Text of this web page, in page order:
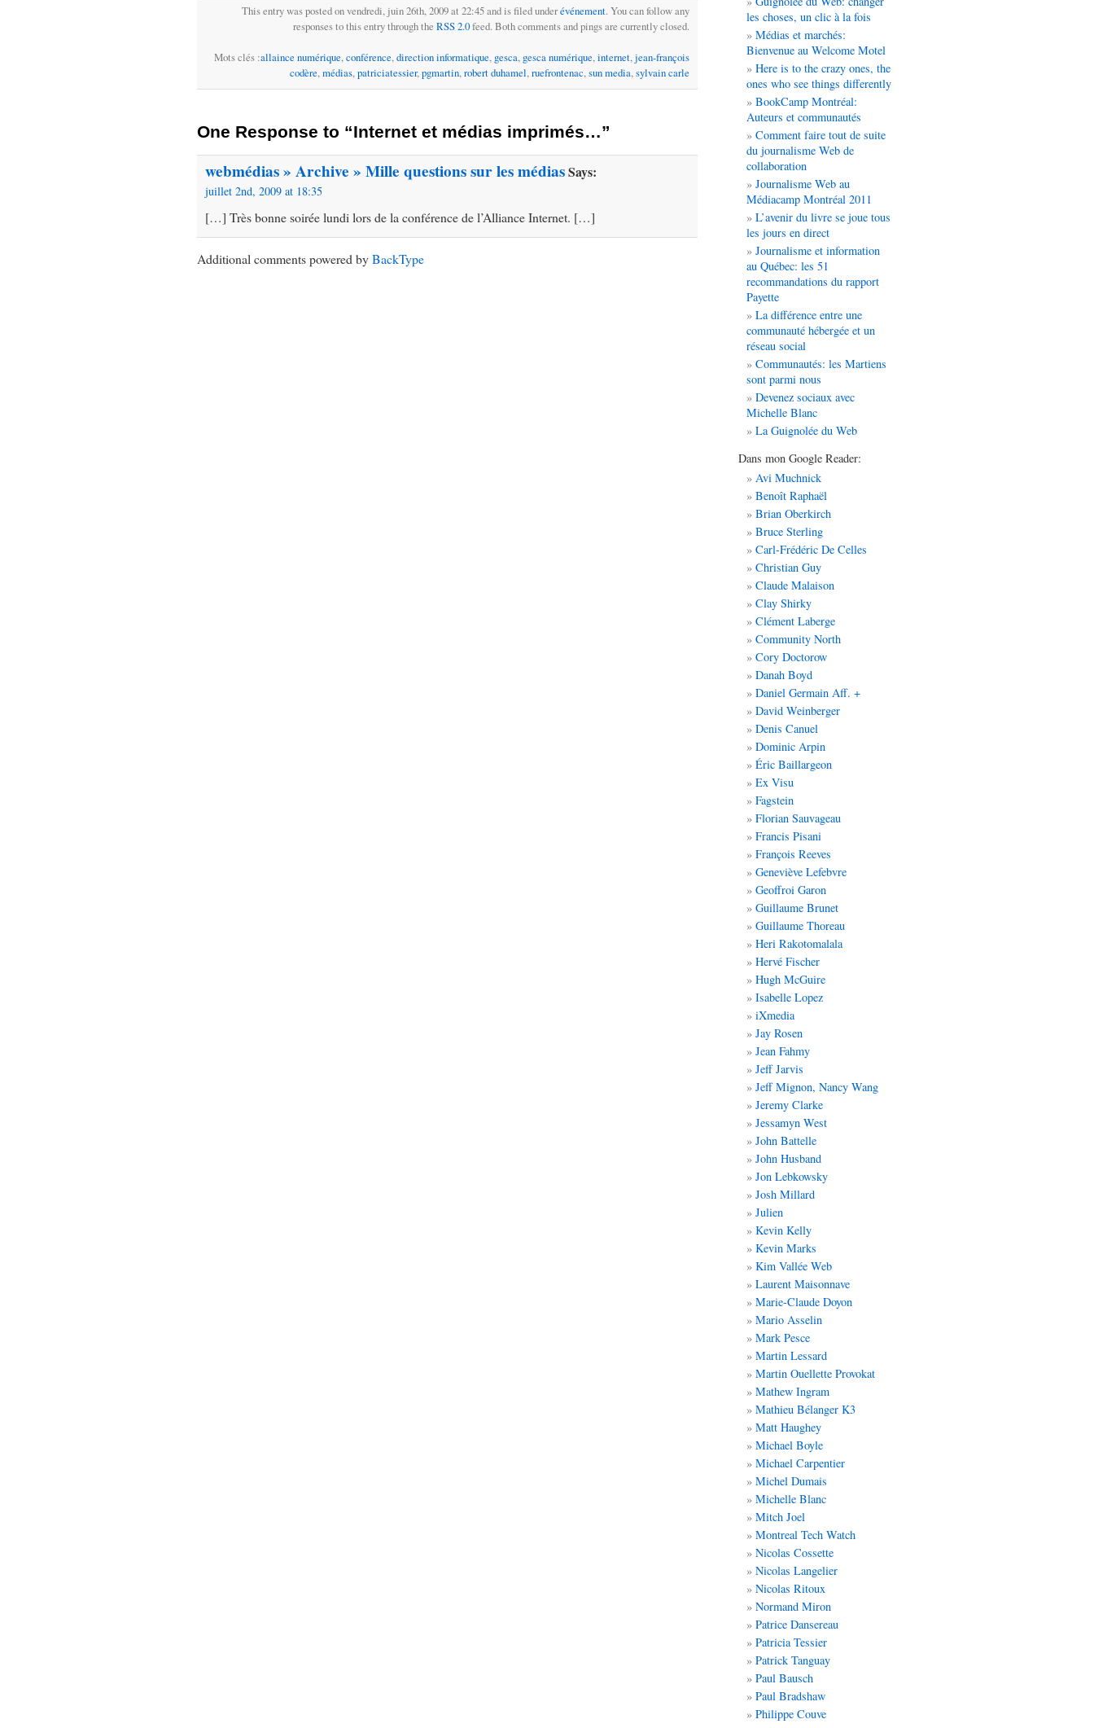
This entry was posted on vendredi, juin 26th, 2009 at 22:45 and is filed underévénement. You can follow any
responses to this entry through the RSS 2.0feed. Both comments and pings are currently closed.
Mots clés :allaince numérique,conférence,direction informatique, gesca, gesca numérique,internet,jean-françois
codère,médias,patriciatessier,pgmartin,robert duhamel,ruefrontenac,sun media,sylvain carle
One Response to “Internet et médias imprimés…”
webmédias » Archive » Mille questions sur les médiasSays:
juillet 2nd, 2009 at 18:35
[…] Très bonne soirée lundi lors de la conférence de l’Alliance Internet. […]
Additional comments powered byBackType
les choses, un clic à la fois
Médias et marchés:
Bienvenue au Welcome Motel
Here is to the crazy ones, the
ones who see things differently
BookCamp Montréal:
Auteurs et communautés
Comment faire tout de suite
du journalisme Web de
collaboration
Journalisme Web au
Médiacamp Montréal 2011
L’avenir du livre se joue tous
les jours en direct
Journalisme et information
au Québec: les 51
recommandations du rapport
Payette
La différence entre une
communauté hébergée et un
réseau social
Communautés: les Martiens
sont parmi nous
Devenez sociaux avec
Michelle Blanc
La Guignolée du Web
Dans mon Google Reader:
Avi Muchnick
Benoît Raphaël
Brian Oberkirch
Bruce Sterling
Carl-Frédéric De Celles
Christian Guy
Claude Malaison
Clay Shirky
Clément Laberge
Community North
Cory Doctorow
Danah Boyd
Daniel Germain Aff. +
David Weinberger
Denis Canuel
Dominic Arpin
Éric Baillargeon
Ex Visu
Fagstein
Florian Sauvageau
Francis Pisani
François Reeves
Geneviève Lefebvre
Geoffroi Garon
Guillaume Brunet
Guillaume Thoreau
Heri Rakotomalala
Hervé Fischer
Hugh McGuire
Isabelle Lopez
iXmedia
Jay Rosen
Jean Fahmy
Jeff Jarvis
Jeff Mignon, Nancy Wang
Jeremy Clarke
Jessamyn West
John Battelle
John Husband
Jon Lebkowsky
Josh Millard
Julien
Kevin Kelly
Kevin Marks
Kim Vallée Web
Laurent Maisonnave
Marie-Claude Doyon
Mario Asselin
Mark Pesce
Martin Lessard
Martin Ouellette Provokat
Mathew Ingram
Mathieu Bélanger K3
Matt Haughey
Michael Boyle
Michael Carpentier
Michel Dumais
Michelle Blanc
Mitch Joel
Montreal Tech Watch
Nicolas Cossette
Nicolas Langelier
Nicolas Ritoux
Normand Miron
Patrice Dansereau
Patricia Tessier
Patrick Tanguay
Paul Bausch
Paul Bradshaw
Philippe Couve